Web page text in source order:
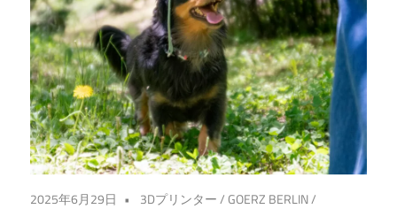
2025年6月29日 3Dプリンター/GOERZ BERLIN/